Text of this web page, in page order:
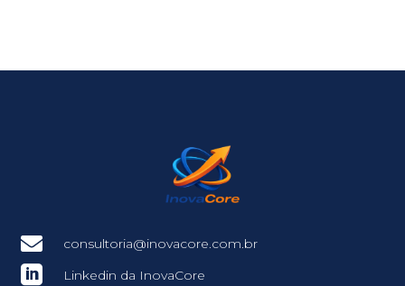
 consultoria@inovacore.com.br
 Linkedin da InovaCore